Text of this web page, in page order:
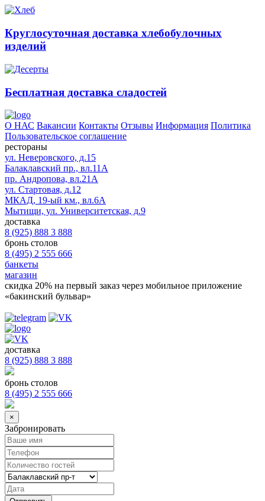
Круглосуточная доставка хлебобулочных
изделий
Бесплатная доставка сладостей
О НАС Вакансии Контакты Отзывы Информация Политика
Пользовательское соглашение
рестораны
ул. Неверовского, д.15
Балаклавский пр., вл.11А
пр. Андропова, вл.21А
ул. Стартовая, д.12
МКАД, 19-ый км., вл.6А
Мытищи, ул. Университетская, д.9
доставка
8 (925) 888 3 888
бронь столов
8 (495) 2 555 666
банкеты
магазин
скидка 20% на первый заказ через мобильное приложение
«бакинский бульвар»
доставка
8 (925) 888 3 888
бронь столов
8 (495) 2 555 666
×
Забронировать